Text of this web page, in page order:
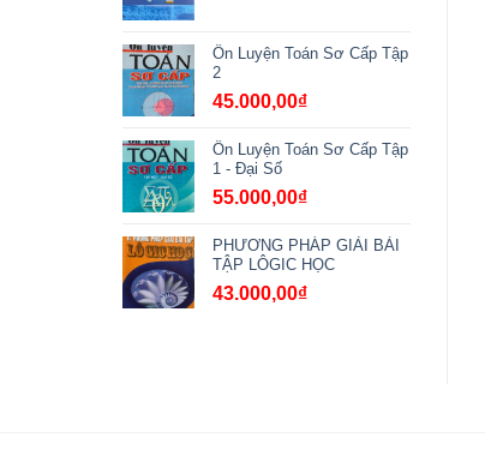
Ôn Luyện Toán Sơ Cấp Tập
2
45.000,00₫
Ôn Luyện Toán Sơ Cấp Tập
1 - Đại Số
55.000,00₫
PHƯƠNG PHÁP GIẢI BÀI
TẬP LÔGIC HỌC
43.000,00₫